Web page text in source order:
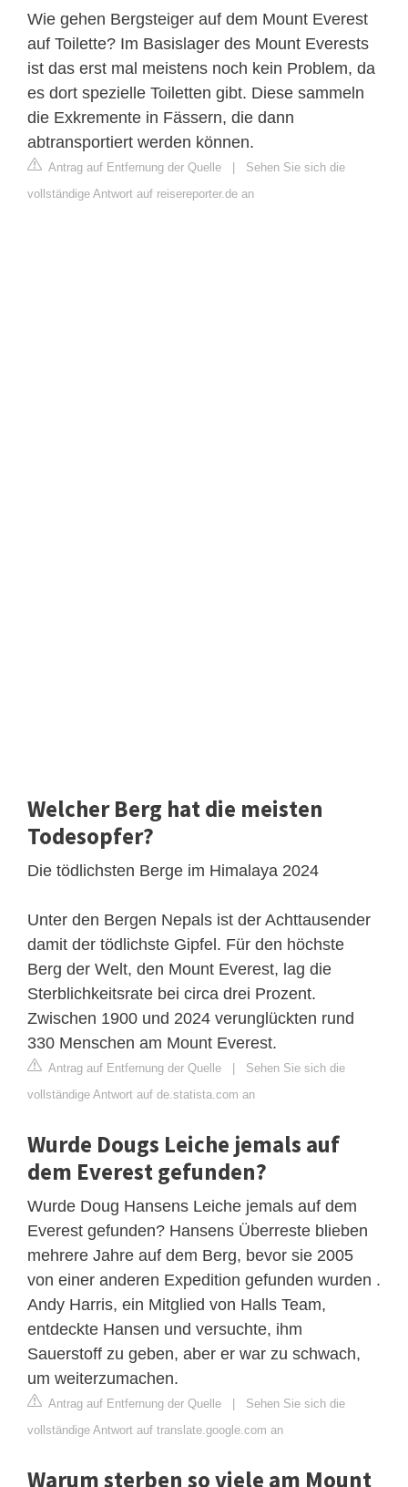
Wie gehen Bergsteiger auf dem Mount Everest
auf Toilette? Im Basislager des Mount Everests
ist das erst mal meistens noch kein Problem, da
es dort spezielle Toiletten gibt. Diese sammeln
die Exkremente in Fässern, die dann
abtransportiert werden können.
Antrag auf Entfernung der Quelle | Sehen Sie sich die
vollständige Antwort auf reisereporter.de an
Welcher Berg hat die meisten
Todesopfer?
Die tödlichsten Berge im Himalaya 2024
Unter den Bergen Nepals ist der Achttausender
damit der tödlichste Gipfel. Für den höchste
Berg der Welt, den Mount Everest, lag die
Sterblichkeitsrate bei circa drei Prozent.
Zwischen 1900 und 2024 verunglückten rund
330 Menschen am Mount Everest.
Antrag auf Entfernung der Quelle | Sehen Sie sich die
vollständige Antwort auf de.statista.com an
Wurde Dougs Leiche jemals auf
dem Everest gefunden?
Wurde Doug Hansens Leiche jemals auf dem
Everest gefunden? Hansens Überreste blieben
mehrere Jahre auf dem Berg, bevor sie 2005
von einer anderen Expedition gefunden wurden .
Andy Harris, ein Mitglied von Halls Team,
entdeckte Hansen und versuchte, ihm
Sauerstoff zu geben, aber er war zu schwach,
um weiterzumachen.
Antrag auf Entfernung der Quelle | Sehen Sie sich die
vollständige Antwort auf translate.google.com an
Warum sterben so viele am Mount